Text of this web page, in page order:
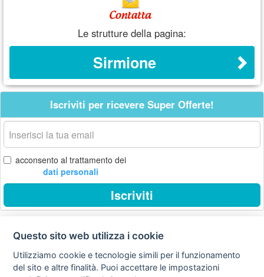
Le strutture della pagina:
Sirmione
Iscriviti per ricevere Super Offerte!
La
tua
email
acconsento al trattamento dei
dati personali
Iscriviti
policy
legale
Questo sito web utilizza i cookie
Utilizziamo cookie e tecnologie simili per il funzionamento
del sito e altre finalità. Puoi accettare le impostazioni